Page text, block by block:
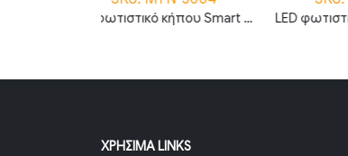
LED φωτιστικό πάγκου 13W θερμό λευκό 3000K με διακόπτη 120cm MTN-55991
ΧΡΉΣΙΜΑ LINKS